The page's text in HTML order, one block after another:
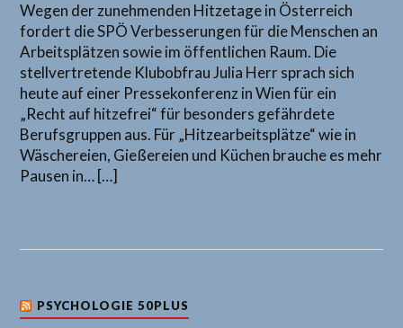
Wegen der zunehmenden Hitzetage in Österreich
fordert die SPÖ Verbesserungen für die Menschen an
Arbeitsplätzen sowie im öffentlichen Raum. Die
stellvertretende Klubobfrau Julia Herr sprach sich
heute auf einer Pressekonferenz in Wien für ein
„Recht auf hitzefrei“ für besonders gefährdete
Berufsgruppen aus. Für „Hitzearbeitsplätze“ wie in
Wäschereien, Gießereien und Küchen brauche es mehr
Pausen in… […]
PSYCHOLOGIE 50PLUS